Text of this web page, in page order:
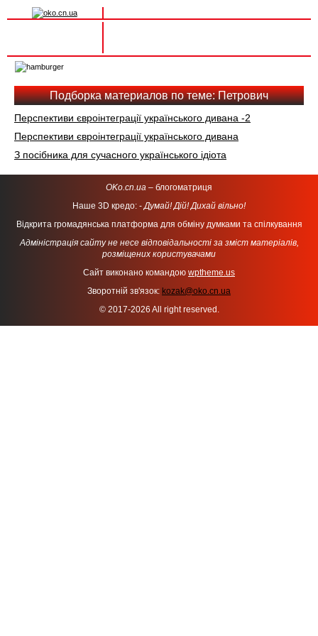
navigation
Подборка материалов по теме: Петрович
Перспективи євроінтеграції українського дивана -2
Перспективи євроінтеграції українського дивана
З посібника для сучасного українського ідіота
OKo.cn.ua – блогоматриця
Наше 3D кредо: -Думай! Дій! Дихай вільно!
Відкрита громадянська платформа для обміну думками та спілкування
Адміністрація сайту не несе відповідальності за зміст матеріалів,
розміщених користувачами
Сайт виконано командою wptheme.us
Зворотній зв'язок: kozak@oko.cn.ua
© 2017-2026 All right reserved.